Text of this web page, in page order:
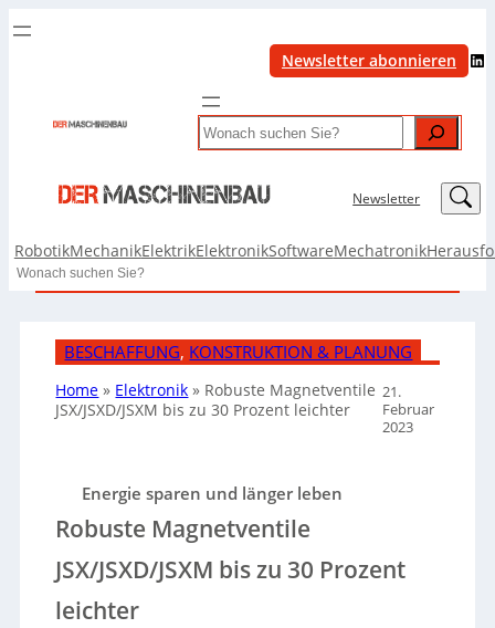
Newsletter abonnieren LinkedIn
Search
Newsletter LinkedIn
RobotikMechanikElektrikElektronikSoftwareMechatronik
Search
BESCHAFFUNG, KONSTRUKTION & PLANUNG
Home » Elektronik » Robuste Magnetventile
JSX/JSXD/JSXM bis zu 30 Prozent leichter
21.
Februar
2023
Energie sparen und länger leben
Robuste Magnetventile
JSX/JSXD/JSXM bis zu 30 Prozent
leichter